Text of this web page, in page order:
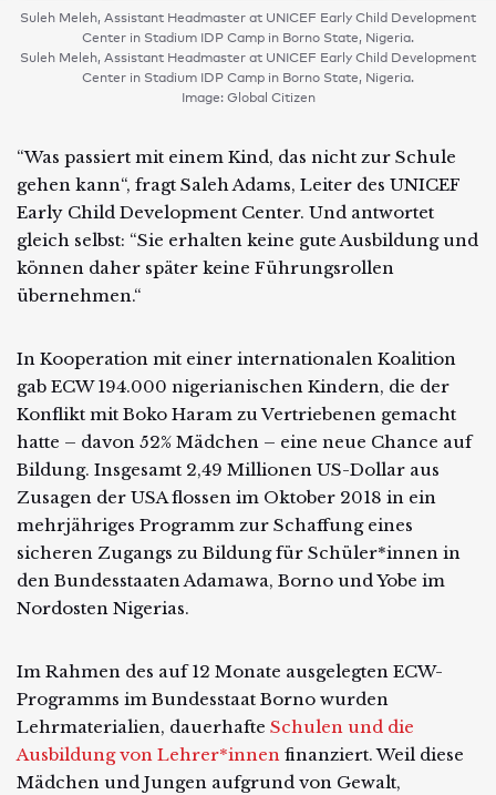
Suleh Meleh, Assistant Headmaster at UNICEF Early Child Development
Center in Stadium IDP Camp in Borno State, Nigeria.
Suleh Meleh, Assistant Headmaster at UNICEF Early Child Development
Center in Stadium IDP Camp in Borno State, Nigeria.
Image: Global Citizen
“Was passiert mit einem Kind, das nicht zur Schule
gehen kann“, fragt Saleh Adams, Leiter des UNICEF
Early Child Development Center. Und antwortet
gleich selbst: “Sie erhalten keine gute Ausbildung und
können daher später keine Führungsrollen
übernehmen.“
In Kooperation mit einer internationalen Koalition
gab ECW 194.000 nigerianischen Kindern, die der
Konflikt mit Boko Haram zu Vertriebenen gemacht
hatte – davon 52% Mädchen – eine neue Chance auf
Bildung. Insgesamt 2,49 Millionen US-Dollar aus
Zusagen der USA flossen im Oktober 2018 in ein
mehrjähriges Programm zur Schaffung eines
sicheren Zugangs zu Bildung für Schüler*innen in
den Bundesstaaten Adamawa, Borno und Yobe im
Nordosten Nigerias.
Im Rahmen des auf 12 Monate ausgelegten ECW-
Programms im Bundesstaat Borno wurden
Lehrmaterialien, dauerhafte Schulen und die
Ausbildung von Lehrer*innen finanziert. Weil diese
Mädchen und Jungen aufgrund von Gewalt,